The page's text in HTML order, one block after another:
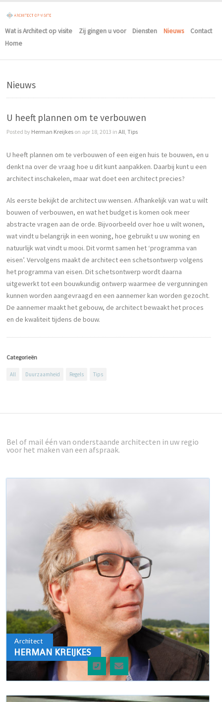
Wat is Architect op visite Zij gingen u voor Diensten Nieuws
Contact
Home
Nieuws
U heeft plannen om te verbouwen
Posted by Herman Kreijkes on apr 18, 2013 inAll ,Tips
U heeft plannen om te verbouwen of een eigen huis te bouwen, en u
denkt na over de vraag hoe u dit kunt aanpakken. Daarbij kunt u een
architect inschakelen, maar wat doet een architect precies?
Als eerste bekijkt de architect uw wensen. Afhankelijk van wat u wilt
bouwen of verbouwen, en wat het budget is komen ook meer
abstracte vragen aan de orde. Bijvoorbeeld over hoe u wilt wonen,
wat vindt u belangrijk in een woning, hoe gebruikt u uw woning en
natuurlijk wat vindt u mooi. Dit vormt samen het ‘programma van
eisen’. Vervolgens maakt de architect een schetsontwerp volgens
het programma van eisen. Dit schetsontwerp wordt daarna
uitgewerkt tot een bouwkundig ontwerp waarmee de vergunningen
kunnen worden aangevraagd en een aannemer kan worden gezocht.
De aannemer maakt het gebouw, de architect bewaakt het proces
en de kwaliteit tijdens de bouw.
Categorieën
All Duurzaamheid Regels Tips
Bel of mail één van onderstaande architecten in uw regio
voor het maken van een afspraak.
Architect
HERMAN KREIJKES